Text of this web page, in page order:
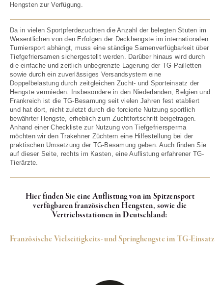
Hengsten zur Verfügung.
Da in vielen Sportpferdezuchten die Anzahl der belegten Stuten im
Wesentlichen von den Erfolgen der Deckhengste im internationalen
Turniersport abhängt, muss eine ständige Samenverfügbarkeit über
Tiefgefriersamen sichergestellt werden. Darüber hinaus wird durch
die einfache und zeitlich unbegrenzte Lagerung der TG-Pailletten
sowie durch ein zuverlässiges Versandsystem eine
Doppelbelastung durch zeitgleichen Zucht- und Sporteinsatz der
Hengste vermieden. Insbesondere in den Niederlanden, Belgien und
Frankreich ist die TG-Besamung seit vielen Jahren fest etabliert
und hat dort, nicht zuletzt durch die forcierte Nutzung sportlich
bewährter Hengste, erheblich zum Zuchtfortschritt beigetragen.
Anhand einer Checkliste zur Nutzung von Tiefgefriersperma
möchten wir den Trakehner Züchtern eine Hilfestellung bei der
praktischen Umsetzung der TG-Besamung geben. Auch finden Sie
auf dieser Seite, rechts im Kasten, eine Auflistung erfahrener TG-
Tierärzte.
Hier finden Sie eine Auflistung von im Spitzensport
verfügbaren französischen Hengsten, sowie die
Vertriebsstationen in Deutschland:
Französische Vielseitigkeits- und Springhengste im TG-Einsatz